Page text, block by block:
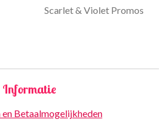
Scarlet & Violet Promos
Informatie
en Betaalmogelijkheden